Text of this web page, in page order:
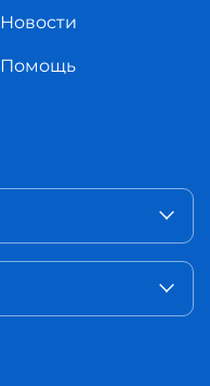
Новости
Помощь